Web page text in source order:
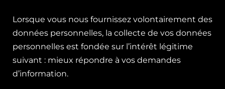
Lorsque vous nous fournissez volontairement des
données personnelles, la collecte de vos données
personnelles est fondée sur l’intérêt légitime
suivant : mieux répondre à vos demandes
d’information.